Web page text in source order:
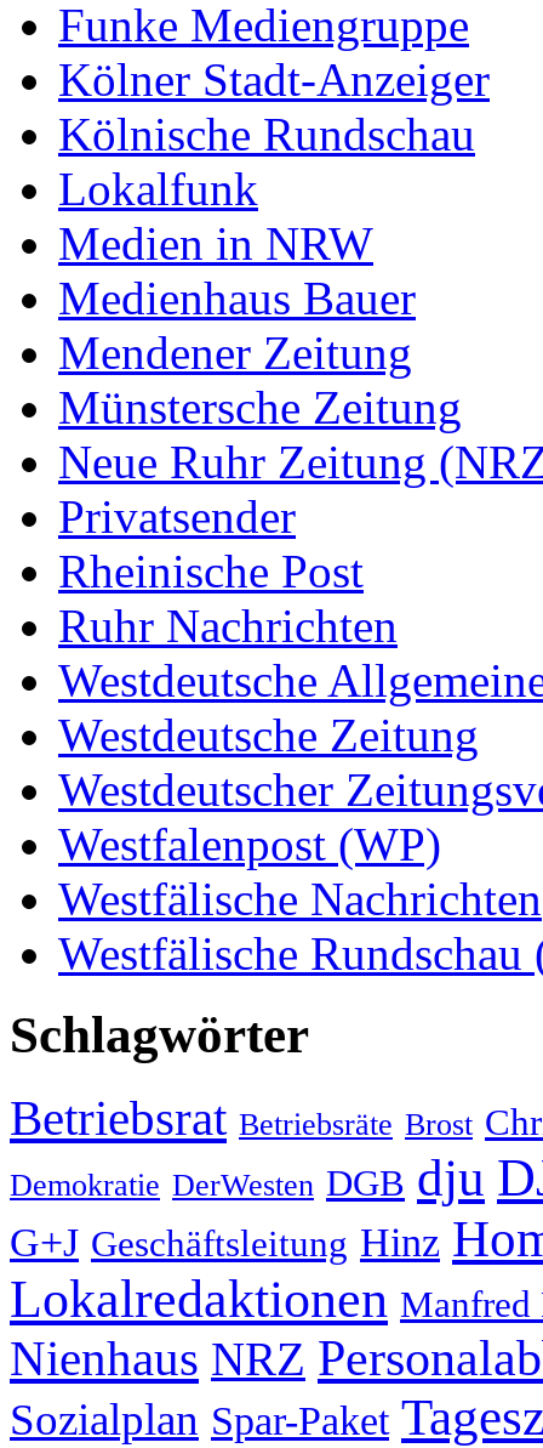
Funke Mediengruppe
Kölner Stadt-Anzeiger
Kölnische Rundschau
Lokalfunk
Medien in NRW
Medienhaus Bauer
Mendener Zeitung
Münstersche Zeitung
Neue Ruhr Zeitung
Privatsender
Rheinische Post
Ruhr Nachrichten
Westdeutsche
Westdeutsche Zeitung
Westdeutscher
Westfalenpost (WP)
Westfälische Nachrichten
Westfälische Rundschau
Schlagwörter
Betriebsrat Betriebsräte Brost
Demokratie DerWesten DGB dju
G+J Geschäftsleitung Hinz
Lokalredaktionen Manfred
Nienhaus NRZ
Sozialplan Spar-Paket